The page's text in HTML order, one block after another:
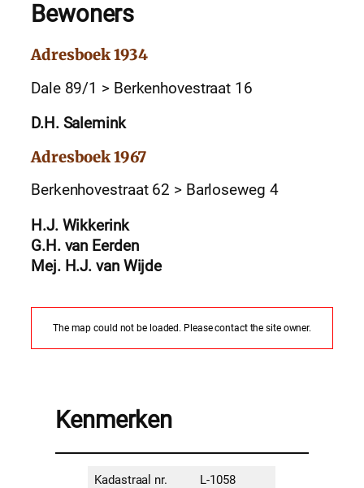
Bewoners
Adresboek 1934
Dale 89/1 > Berkenhovestraat 16
D.H. Salemink
Adresboek 1967
Berkenhovestraat 62 > Barloseweg 4
H.J. Wikkerink
G.H. van Eerden
Mej. H.J. van Wijde
The map could not be loaded. Please contact the site owner.
Kenmerken
Kadastraal nr. L-1058